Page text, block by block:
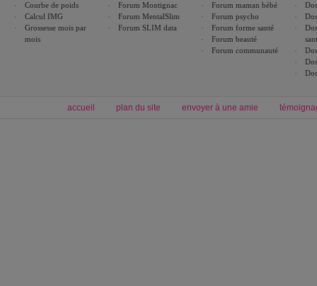
Courbe de poids
Calcul IMG
Grossesse mois par
mois
Forum Montignac
Forum MentalSlim
Forum SLIM data
Forum maman bébé
Forum psycho
Forum forme santé
Forum beauté
Forum communauté
accueil plan du site envoyer à une amie